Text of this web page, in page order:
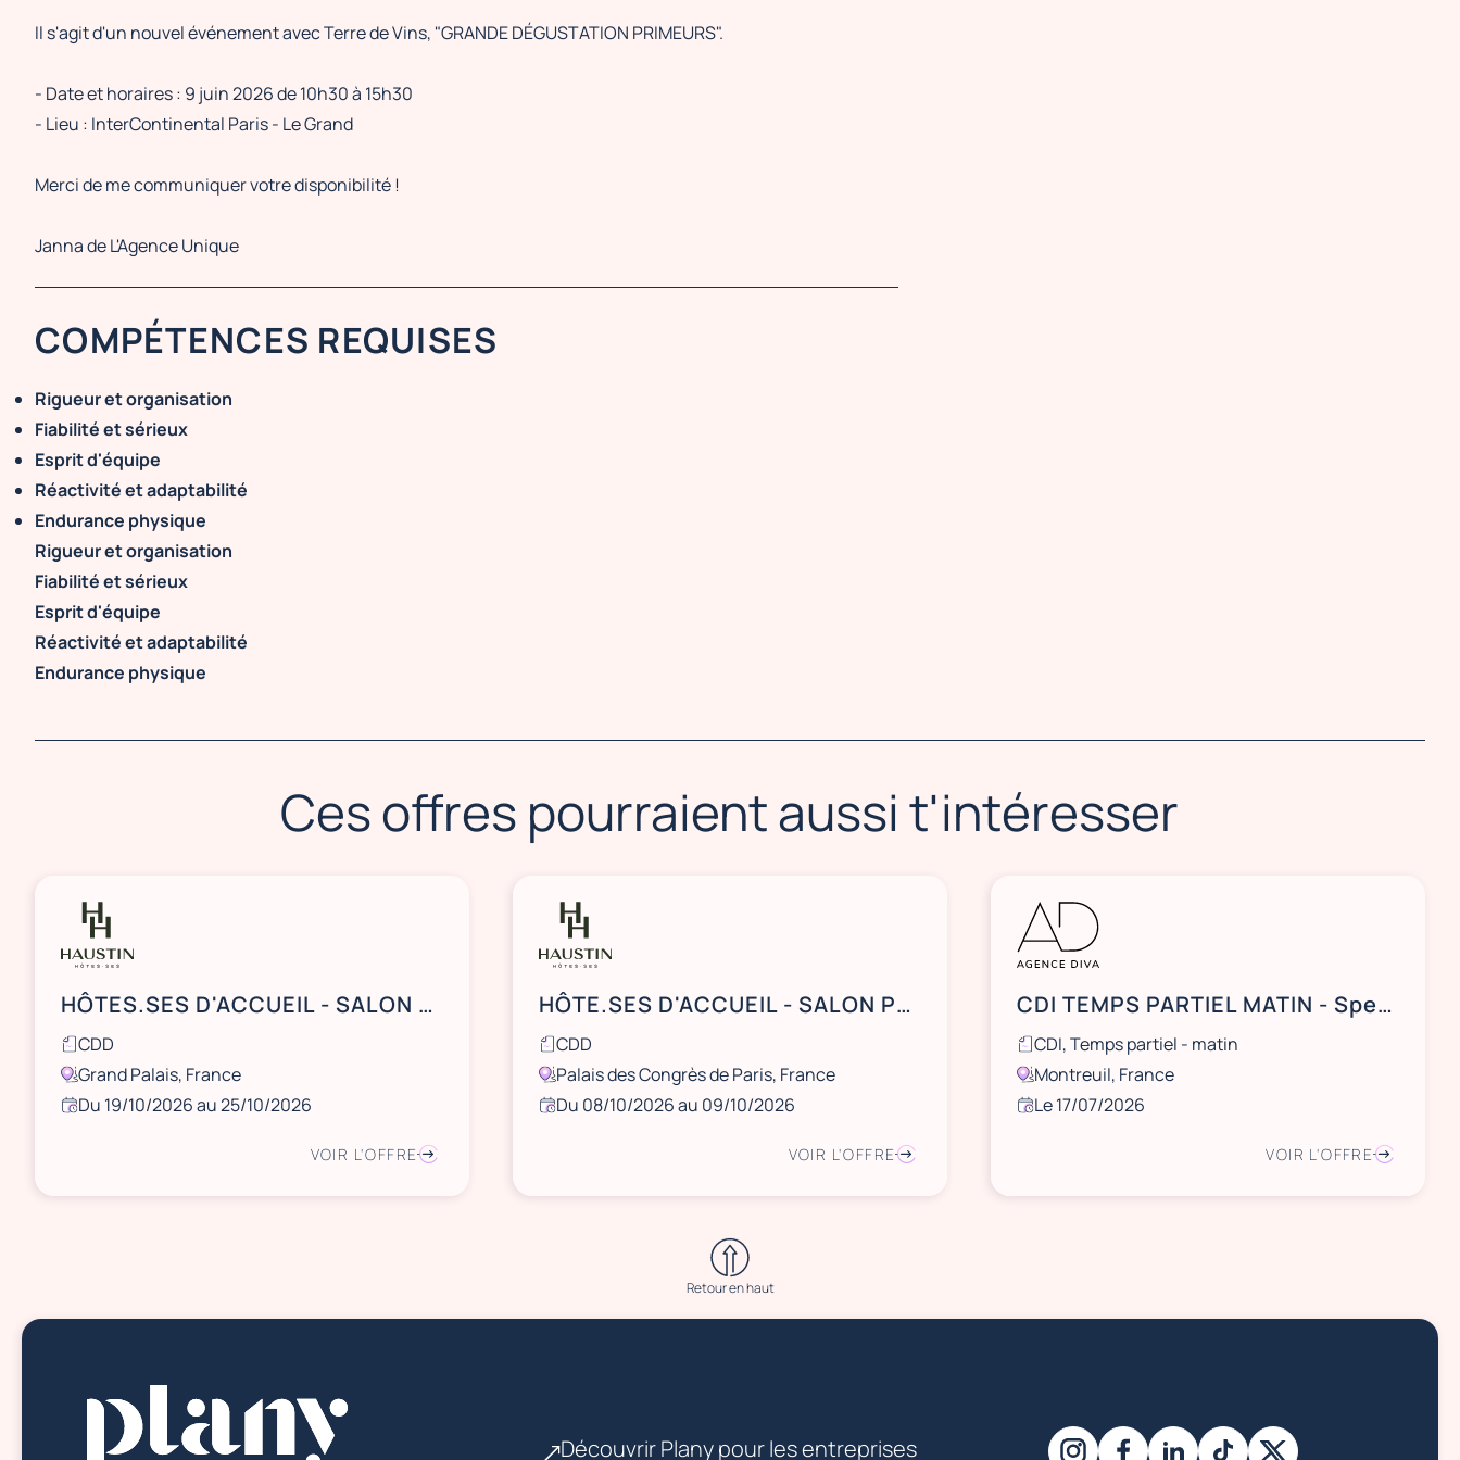
Il s'agit d'un nouvel événement avec Terre de Vins, "GRANDE DÉGUSTATION PRIMEURS".
- Date et horaires : 9 juin 2026 de 10h30 à 15h30
- Lieu : InterContinental Paris - Le Grand
Merci de me communiquer votre disponibilité !
Janna de L'Agence Unique
COMPÉTENCES REQUISES
Rigueur et organisation
Fiabilité et sérieux
Esprit d'équipe
Réactivité et adaptabilité
Endurance physique
Rigueur et organisation
Fiabilité et sérieux
Esprit d'équipe
Réactivité et adaptabilité
Endurance physique
Ces offres pourraient aussi t'intéresser
HÔTES.SES D'ACCUEIL - SALON PARIS ART BASEL - GRAND PALAIS
CDD
Grand Palais, France
Du 19/10/2026 au 25/10/2026
VOIR L'OFFRE
HÔTE.SES D'ACCUEIL - SALON PRODURABLE - Palais des Congrès de Paris
CDD
Palais des Congrès de Paris, France
Du 08/10/2026 au 09/10/2026
VOIR L'OFFRE
CDI TEMPS PARTIEL MATIN - Specialist Workplace
CDI, Temps partiel - matin
Montreuil, France
Le 17/07/2026
VOIR L'OFFRE
Retour en haut
Découvrir Plany pour les entreprises